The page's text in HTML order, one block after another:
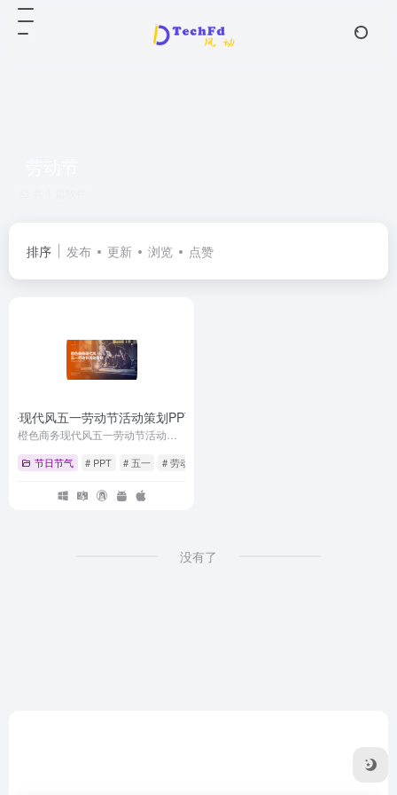
排序 发布 更新 浏览 点赞
务现代风五一劳动节活动策划PPT
节日节气 # PPT # 五一 # 劳动节
没有了